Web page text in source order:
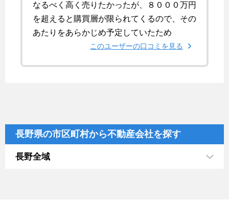
なるべく高く売りたかったが、８０００万円
を超えると購買層が限られてくるので、その
あたりをあらかじめ予定していたため
このユーザーの口コミを見る
長野県の市区町村から不動産会社を探す
長野全域